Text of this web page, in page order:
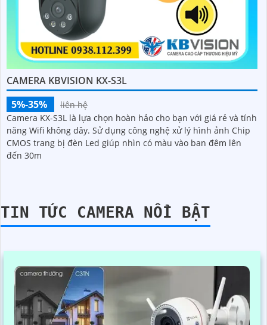
CAMERA KBVISION KX-S3L
5%-35%
liên hệ
Camera KX-S3L là lựa chọn hoàn hảo cho bạn với giá rẻ và tính
năng Wifi không dây. Sử dụng công nghệ xử lý hình ảnh Chip
CMOS trang bị đèn Led giúp nhìn có màu vào ban đêm lên
đến 30m
TIN TỨC CAMERA NỔI BẬT